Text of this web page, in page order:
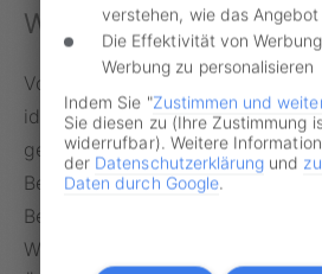
Wenn das Fahrzeug
Vor Fahrtantritt sollte das eigene
idealerweise in einer Werkstatt
geprüft werden. Das gilt vor
Beleuchtung, die
Bereifung. Bleibt das Auto auf
Winterferien dennoch auf der
verstehen, wie das
Die Effektivität von
Werbung zu personalisieren
Indem Sie "Zustimmen und
Sie diesen zu (Ihre Zustimmung
widerrufbar). Weitere
der Datenschutzerklärung und
Daten durch Google.